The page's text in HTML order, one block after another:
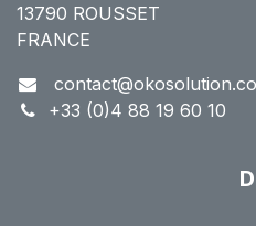
13790 ROUSSET
FRANCE
+33 (0)4 88 19 60 10